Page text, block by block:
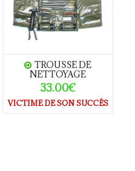
TROUSSE DE
NETTOYAGE
33.00€
VICTIME DE SON SUCCÈS